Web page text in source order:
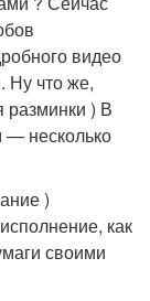
видео
Ну что же,
разминки ) В
— несколько
)
как
своими